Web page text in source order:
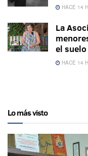
HACE 14
La
el
HACE 14
Lo más visto